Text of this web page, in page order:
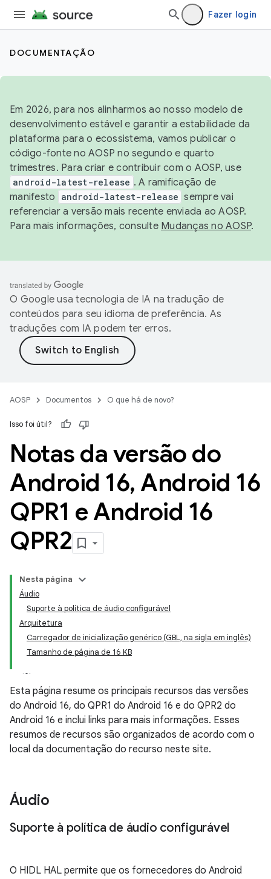
Fazer login
DOCUMENTAÇÃO
Em 2026, para nos alinharmos ao nosso modelo de
desenvolvimento estável e garantir a estabilidade da
plataforma para o ecossistema, vamos publicar o
código-fonte no AOSP no segundo e quarto
trimestres. Para criar e contribuir com o AOSP, use
android-latest-release . A ramificação de
manifesto
android-latest-release sempre vai
referenciar a versão mais recente enviada ao AOSP.
Para mais informações, consulte Mudanças no AOSP.
O Google usa tecnologia de IA na tradução de
conteúdos para seu idioma de preferência. As
traduções com IA podem ter erros.
AOSP Documentos O que há de novo?
Isso foi útil?
Notas da versão do
Android 16, Android 16
QPR1 e Android 16
QPR2
Nesta página
Áudio
Suporte à política de áudio configurável
Arquitetura
Carregador de inicialização genérico (GBL, na sigla em inglês)
Tamanho de página de 16 KB
Esta página resume os principais recursos das versões
do Android 16, do QPR1 do Android 16 e do QPR2 do
Android 16 e inclui links para mais informações. Esses
resumos de recursos são organizados de acordo com o
local da documentação do recurso neste site.
Áudio
Suporte à política de áudio configurável
O HIDL HAL permite que os fornecedores do Android